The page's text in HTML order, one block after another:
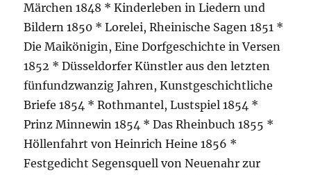
Märchen 1848 * Kinderleben in Liedern und
Bildern 1850 * Lorelei, Rheinische Sagen 1851 *
Die Maikönigin, Eine Dorfgeschichte in Versen
1852 * Düsseldorfer Künstler aus den letzten
fünfundzwanzig Jahren, Kunstgeschichtliche
Briefe 1854 * Rothmantel, Lustspiel 1854 *
Prinz Minnewin 1854 * Das Rheinbuch 1855 *
Höllenfahrt von Heinrich Heine 1856 *
Festgedicht Segensquell von Neuenahr zur